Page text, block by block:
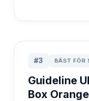
#3 BÄST FÖR
Guideline
Box